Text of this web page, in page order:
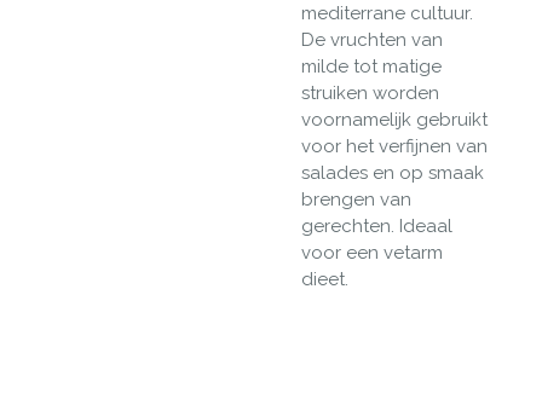
mediterrane cultuur.
De vruchten van
milde tot matige
struiken worden
voornamelijk gebruikt
voor het verfijnen van
salades en op smaak
brengen van
gerechten. Ideaal
voor een vetarm
dieet.